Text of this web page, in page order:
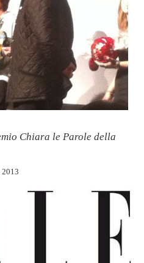
Chiara le Parole della
2013